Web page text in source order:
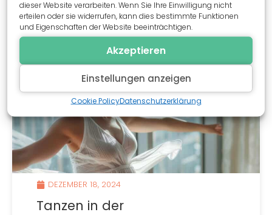
dieser Website verarbeiten. Wenn Sie Ihre Einwilligung nicht
erteilen oder sie widerrufen, kann dies bestimmte Funktionen
und Eigenschaften der Website beeinträchtigen.
Akzeptieren
Einstellungen anzeigen
Cookie PolicyDatenschutzerklärung
Lire la suite
DEZEMBER 18, 2024
Tanzen in der